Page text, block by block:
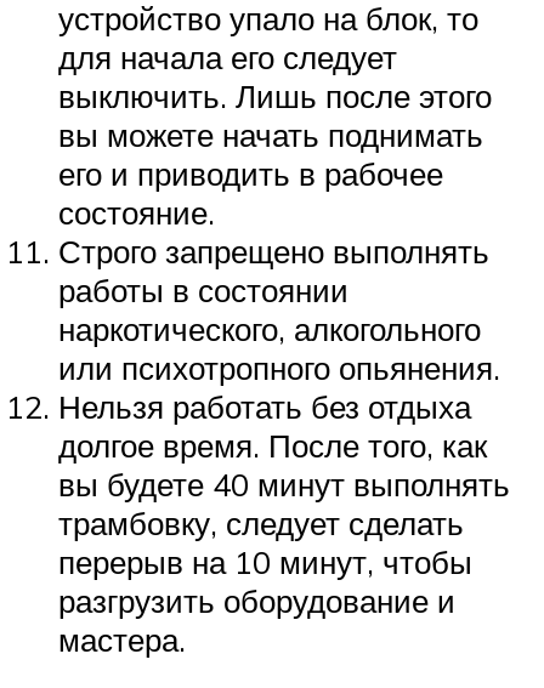
устройство упало на блок, то
для начала его следует
выключить. Лишь после этого
вы можете начать поднимать
его и приводить в рабочее
состояние.
Строго запрещено выполнять
работы в состоянии
наркотического, алкогольного
или психотропного опьянения.
Нельзя работать без отдыха
долгое время. После того, как
вы будете 40 минут выполнять
трамбовку, следует сделать
перерыв на 10 минут, чтобы
разгрузить оборудование и
мастера.